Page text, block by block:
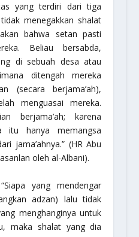
yang terdiri dari tiga
menegakkan shalat
bahwa setan pasti
Beliau bersabda,
di sebuah desa atau
ditengah mereka
(secara berjama’ah),
menguasai mereka.
berjama’ah; karena
itu hanya memangsa
jama’ahnya.” (HR Abu
oleh al-Albani).
“Siapa yang mendengar
adzan) lalu tidak
menghanginya untuk
maka shalat yang dia